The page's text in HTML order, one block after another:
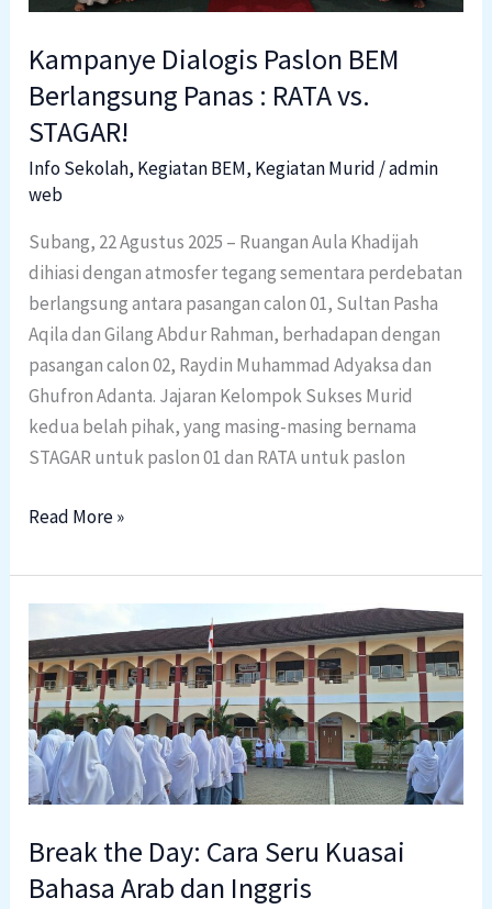
Kampanye Dialogis Paslon BEM
Berlangsung Panas : RATA vs.
STAGAR!
Info Sekolah, Kegiatan BEM, Kegiatan Murid /admin
web
Subang, 22 Agustus 2025 – Ruangan Aula Khadijah
dihiasi dengan atmosfer tegang sementara perdebatan
berlangsung antara pasangan calon 01, Sultan Pasha
Aqila dan Gilang Abdur Rahman, berhadapan dengan
pasangan calon 02, Raydin Muhammad Adyaksa dan
Ghufron Adanta. Jajaran Kelompok Sukses Murid
kedua belah pihak, yang masing-masing bernama
STAGAR untuk paslon 01 dan RATA untuk paslon
STAGAR!
Read More »
Break the Day: Cara Seru Kuasai
Bahasa Arab dan Inggris
the
Day:
Cara
Seru
Kuasai
Bahasa
dan
Inggris